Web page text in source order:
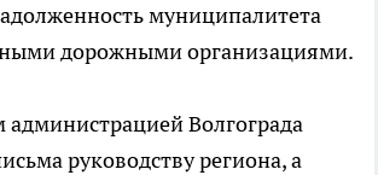
муниципалитета
дорожными организациями.
администрацией Волгограда
руководству региона, а